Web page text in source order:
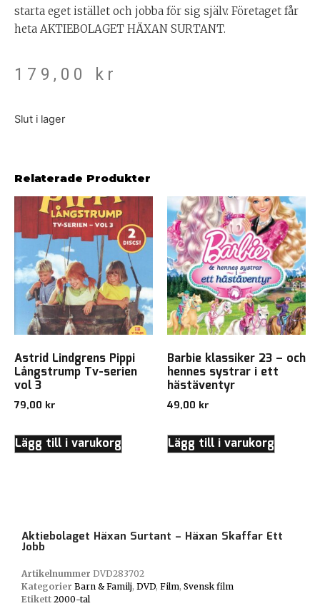
starta eget istället och jobba för sig själv. Företaget får
heta AKTIEBOLAGET HÄXAN SURTANT.
179,00 kr
Slut i lager
Aktiebolaget Häxan Surtant – Häxan Skaffar Ett
Jobb
Artikelnummer DVD283702
Kategorier Barn & Familj, DVD, Film, Svensk film
Etikett 2000-tal
Relaterade Produkter
Astrid Lindgrens Pippi
Långstrump Tv-serien
vol 3
79,00 kr
Lägg till i varukorg
Barbie klassiker 23 – och
hennes systrar i ett
hästäventyr
49,00 kr
Lägg till i varukorg